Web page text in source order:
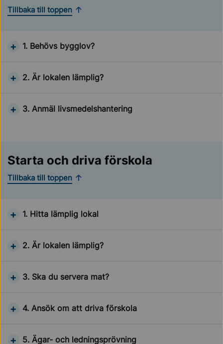
Tillbaka till toppen
1. Behövs bygglov?
2. Är lokalen lämplig?
3. Anmäl livsmedelshantering
Starta och driva förskola
Tillbaka till toppen
1. Hitta lämplig lokal
2. Är lokalen lämplig?
3. Ska du servera mat?
4. Ansök om att driva förskola
5. Ägar- och ledningsprövning